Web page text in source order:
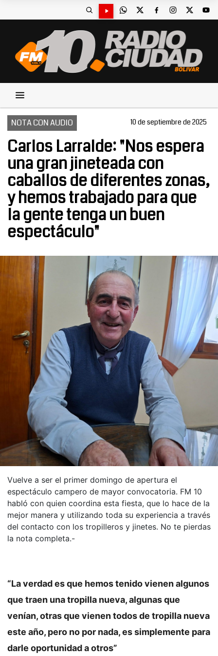
NOTA CON AUDIO 10 de septiembre de 2025
Carlos Larralde: "Nos espera
una gran jineteada con
caballos de diferentes zonas,
y hemos trabajado para que
la gente tenga un buen
espectáculo"
Vuelve a ser el primer domingo de apertura el
espectáculo campero de mayor convocatoria. FM 10
habló con quien coordina esta fiesta, que lo hace de la
mejor manera y utilizando toda su experiencia a través
del contacto con los tropilleros y jinetes. No te pierdas
la nota completa.-
“La verdad es que hemos tenido vienen algunos
que traen una tropilla nueva, algunas que
venían, otras que vienen todos de tropilla nueva
este año, pero no por nada, es simplemente para
darle oportunidad a otros”